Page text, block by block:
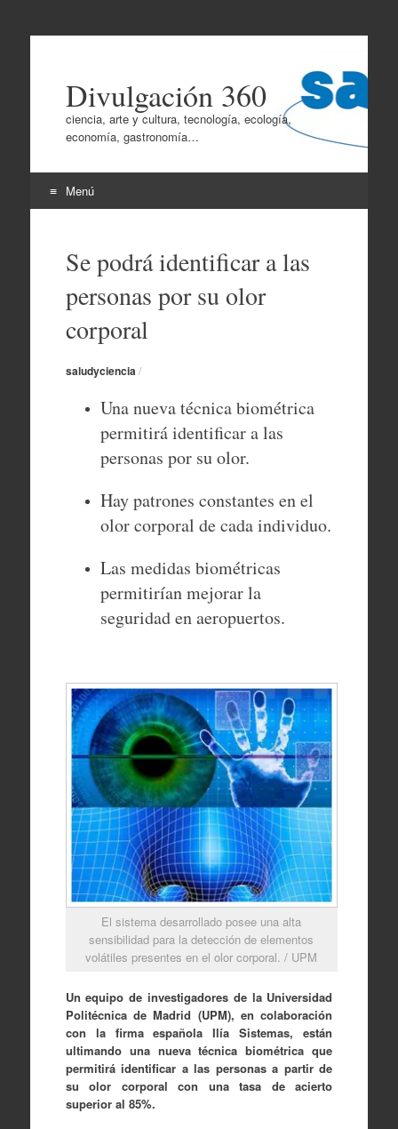
Divulgación 360
ciencia, arte y cultura, tecnología, ecología,
economía, gastronomía…
Menú
contenidoSe podrá identificar a las
personas por su olor
corporal
saludyciencia /
Una nueva técnica biométrica
permitirá identificar a las
personas por su olor.
Hay patrones constantes en el
olor corporal de cada individuo.
Las medidas biométricas
permitirían mejorar la
seguridad en aeropuertos.
El sistema desarrollado posee una alta
sensibilidad para la detección de elementos
volátiles presentes en el olor corporal. / UPM
Un equipo de investigadores de la Universidad
Politécnica de Madrid (UPM), en colaboración
con la firma española Ilía Sistemas, están
ultimando una nueva técnica biométrica que
permitirá identificar a las personas a partir de
su olor corporal con una tasa de acierto
superior al 85%.